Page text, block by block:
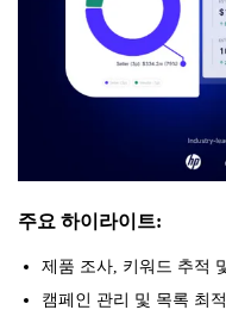
주요 하이라이트:
제품 조사, 키워드 추적
캠페인 관리 및 목록 최